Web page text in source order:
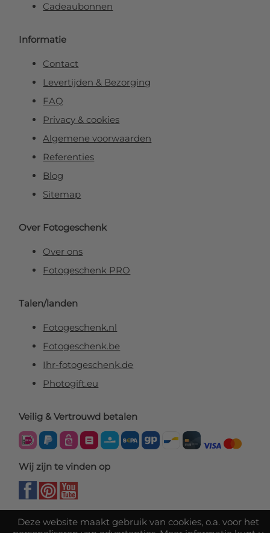
Deze website maakt gebruik van cookies, o.a. voor het
Cadeaubonnen
Informatie
Contact
Levertijden & Bezorging
FAQ
Privacy & cookies
Algemene voorwaarden
Referenties
Blog
Sitemap
Over Fotogeschenk
Over ons
Fotogeschenk PRO
Talen/landen
Fotogeschenk.nl
Fotogeschenk.be
Ihr-fotogeschenk.de
Photogift.eu
Veilig & Vertrouwd betalen
Wij zijn te vinden op